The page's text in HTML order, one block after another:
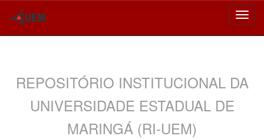
REPOSITÓRIO INSTITUCIONAL DA
UNIVERSIDADE ESTADUAL DE
MARINGÁ (RI-UEM)